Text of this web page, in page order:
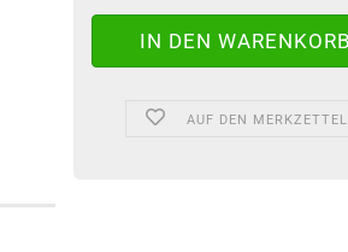
AUF DEN MERKZETTEL